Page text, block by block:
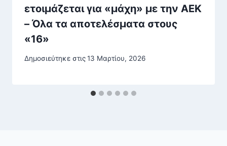
ετοιμάζεται για «μάχη» με την ΑΕΚ
– Όλα τα αποτελέσματα στους
«16»
Δημοσιεύτηκε στις13 Μαρτίου, 2026